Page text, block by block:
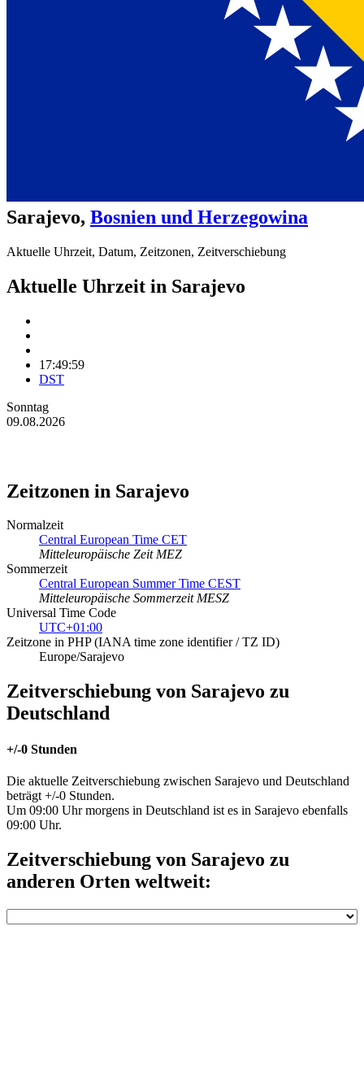
Sarajevo, Bosnien und Herzegowina
Aktuelle Uhrzeit, Datum, Zeitzonen, Zeitverschiebung
Aktuelle Uhrzeit in Sarajevo
17:49:59
DST
Sonntag
09.08.2026
Zeitzonen in Sarajevo
Normalzeit
Central European Time CET
Mitteleuropäische Zeit MEZ
Sommerzeit
Central European Summer Time CEST
Mitteleuropäische Sommerzeit MESZ
Universal Time Code
UTC+01:00
Zeitzone in PHP (IANA time zone identifier / TZ ID)
Europe/Sarajevo
Zeitverschiebung von Sarajevo zu
Deutschland
+/-0 Stunden
Die aktuelle Zeitverschiebung zwischen Sarajevo und Deutschland
beträgt +/-0 Stunden.
Um 09:00 Uhr morgens in Deutschland ist es in Sarajevo ebenfalls
09:00 Uhr.
Zeitverschiebung von Sarajevo zu
anderen Orten weltweit: